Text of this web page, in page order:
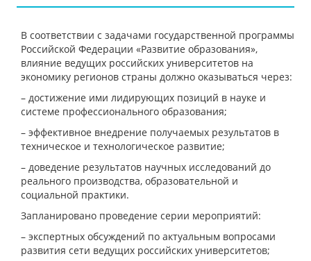
В соответствии с задачами государственной программы
Российской Федерации «Развитие образования»,
влияние ведущих российских университетов на
экономику регионов страны должно оказываться через:
– достижение ими лидирующих позиций в науке и
системе профессионального образования;
– эффективное внедрение получаемых результатов в
техническое и технологическое развитие;
– доведение результатов научных исследований до
реального производства, образовательной и
социальной практики.
Запланировано проведение серии мероприятий:
– экспертных обсуждений по актуальным вопросами
развития сети ведущих российских университетов;